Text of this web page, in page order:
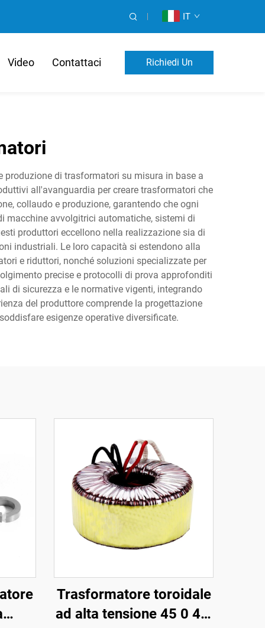
IT
Video Contattaci Richiedi Un
di trasformatori su misura in base a
all'avanguardia per creare trasformatori che
collaudo e produzione, garantendo che ogni
macchine avvolgitrici automatiche, sistemi di
produttori eccellono nella realizzazione sia di
industriali. Le loro capacità si estendono alla
e riduttori, nonché soluzioni specializzate per
precise e protocolli di prova approfonditi
di sicurezza e le normative vigenti, integrando
del produttore comprende la progettazione
esigenze operative diversificate.
Trasformatore toroidale
ad alta tensione 45 0 45,